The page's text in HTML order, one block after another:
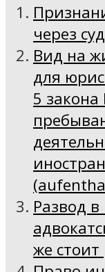
через суд
Вид на
для
5
Развод
же стоит